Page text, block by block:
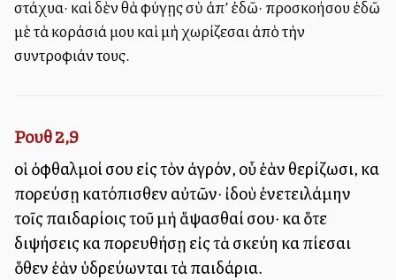
στάχυα· καὶ δὲν θὰ φύγῃς σὺ ἀπ’ ἐδῶ· προσκολλήσου ἐδῶ
μὲ τὰ κοράσιά μου καὶ μὴ χωρίζεσαι ἀπὸ τὴν
συντροφιάν τους.
Ρουθ 2,9
οἱ ὀφθαλμοί σου εἰς τὸν ἀγρόν, οὗ ἐὰν θερίζωσι, καὶ
πορεύσῃ κατόπισθεν αὐτῶν· ἰδοὺ ἐνετειλάμην
τοῖς παιδαρίοις τοῦ μὴ ἅψασθαί σου· καὶ ὅτε
διψήσεις καὶ πορευθήσῃ εἰς τὰ σκεύη καὶ πίεσαι
ὅθεν ἐὰν ὑδρεύωνται τὰ παιδάρια.